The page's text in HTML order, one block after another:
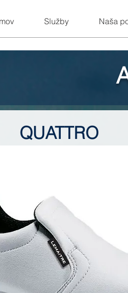
Služby Naša
QUATTRO